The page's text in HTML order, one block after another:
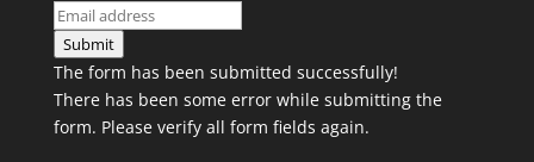
Submit
The form has been submitted successfully!
There has been some error while submitting the
form. Please verify all form fields again.